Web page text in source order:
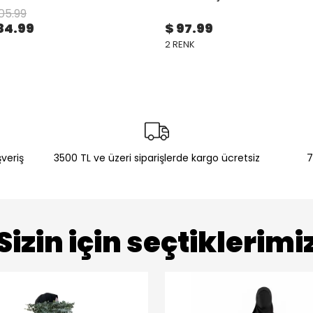
$ 97.99
2 RENK
3500 TL ve üzeri siparişlerde kargo ücretsiz
için